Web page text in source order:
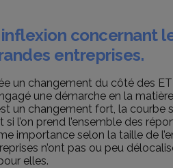
concernant
entreprises.
un changement du côté des
une démarche en la
un changement fort, la courbe
l’on prend l’ensemble des
importance selon la taille de
n’ont pas ou peu
elles.